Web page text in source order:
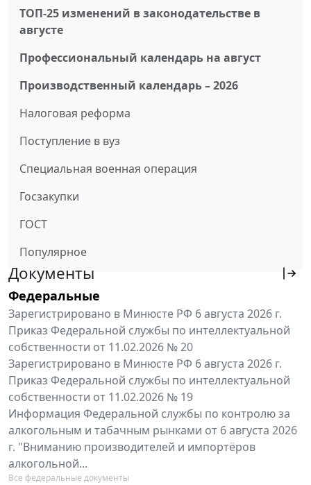
ТОП-25 изменений в законодательстве в
августе
Профессиональный календарь на август
Производственный календарь – 2026
Налоговая реформа
Поступление в вуз
Специальная военная операция
Госзакупки
ГОСТ
Популярное
Документы
Федеральные
Зарегистрировано в Минюсте РФ 6 августа 2026 г.
Приказ Федеральной службы по интеллектуальной
собственности от 11.02.2026 № 20
Зарегистрировано в Минюсте РФ 6 августа 2026 г.
Приказ Федеральной службы по интеллектуальной
собственности от 11.02.2026 № 19
Информация Федеральной службы по контролю за
алкогольным и табачным рынками от 6 августа 2026
г. "Вниманию производителей и импортёров
алкогольной...
Все федеральные документы